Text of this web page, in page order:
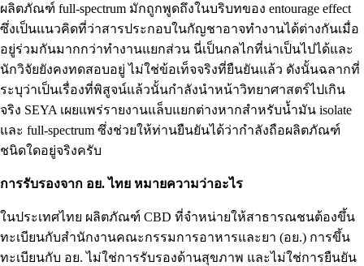
ผลิตภัณฑ์ full-spectrum มักถูกพูดถึงในบริบทของ entourage effect
ซึ่งเป็นแนวคิดที่ว่าสารประกอบในกัญชาอาจทำงานได้ต่างกันเมื่อ
อยู่ร่วมกันมากกว่าทำงานแยกส่วน นี่เป็นกลไกที่น่าเป็นไปได้และ
นักวิจัยยังคงทดสอบอยู่ ไม่ใช่ข้อเท็จจริงที่ยืนยันแล้ว ดังนั้นฉลากที่
ระบุว่าเป็นเรื่องที่พิสูจน์แล้วนั้นกำลังนำหน้าวิทยาศาสตร์ไปเกิน
จริง SEYA เผยแพร่รายงานแล็บแยกต่างหากสำหรับน้ำมัน isolate
และ full-spectrum ซึ่งช่วยให้ท่านยืนยันได้ว่ากำลังถือผลิตภัณฑ์
ชนิดใดอยู่จริงครับ
การรับรองจาก อย. ไทย หมายความว่าอะไร
ในประเทศไทย ผลิตภัณฑ์ CBD ที่จำหน่ายให้สาธารณชนต้องขึ้น
ทะเบียนกับสำนักงานคณะกรรมการอาหารและยา (อย.) การขึ้น
ทะเบียนกับ อย. ไม่ใช่การรับรองด้านสุขภาพ และไม่ใช่การยืนยัน